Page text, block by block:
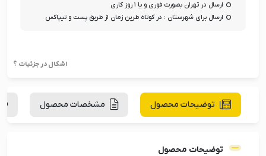
ارسال در تهران بصورت فوری و یا ۱ روز کاری
ارسال برای شهرستان : در کوتاه طرین زمان از طریق پست و تیپاکس
اشکال در جزئیات ؟
توضیحات محصول مشخصات محصول
توضیحات محصول